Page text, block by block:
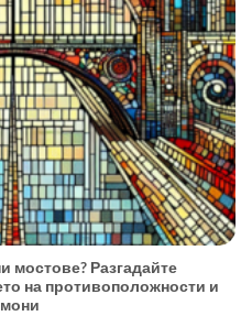
мостове? Разгадайте
на противоположности и